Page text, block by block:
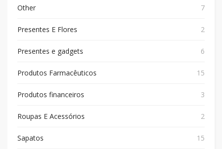
Other 7
Presentes E Flores 2
Presentes e gadgets 6
Produtos Farmacêuticos 15
Produtos financeiros 3
Roupas E Acessórios 2
Sapatos 15